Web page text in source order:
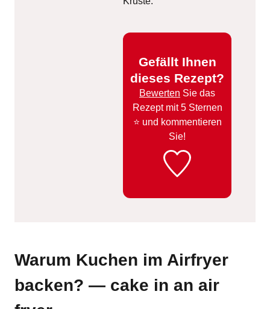
Gefällt Ihnen
dieses Rezept?
Bewerten Sie das
Rezept mit 5 Sternen
⭐️ und kommentieren
Sie!
Warum Kuchen im Airfryer
backen? — cake in an air